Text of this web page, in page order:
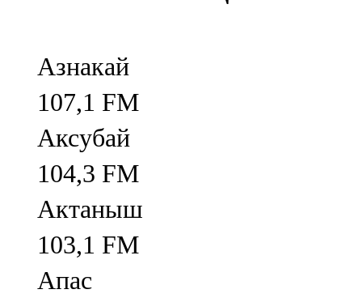
Азнакай
107,1 FM
Аксубай
104,3 FM
Актаныш
103,1 FM
Апас